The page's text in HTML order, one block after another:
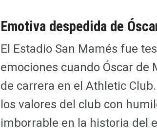
Emotiva despedida de
El Estadio San Mamés fue
emociones cuando Óscar de
de carrera en el Athletic
los valores del club con
imborrable en la historia del